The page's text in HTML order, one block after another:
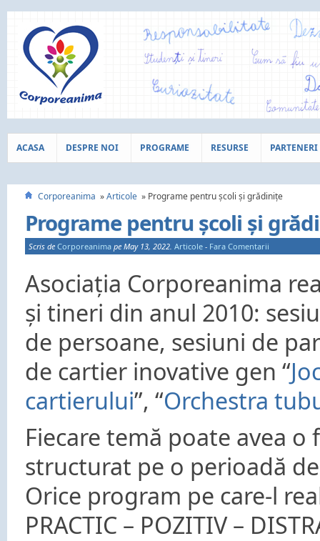
ACASA DESPRE NOI PROGRAME RESURSE PARTENERI
Corporeanima Articole Programe pentru școli și grădinițe
Programe pentru școli și
Scris de Corporeanima pe May 13, 2022. Articole - Fara Comentarii
Asociația Corporeanima
și tineri din anul 2010:
de persoane, sesiuni de
de cartier inovative gen “
cartierului”, “Orchestra
Fiecare temă poate avea
structurat pe o perioadă
Orice program pe care-l
PRACTIC – POZITIV –